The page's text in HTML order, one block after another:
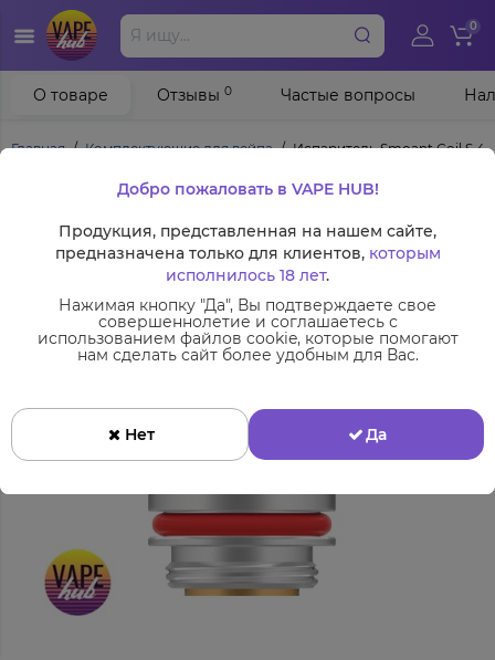
0
Главная Комплектующие для вейпа Испаритель Smoant Coil S 4
О товаре Отзывы 0 Частые вопросы
Добро пожаловать в VAPE HUB!
Продукция, представленная на нашем сайте,
предназначена только для клиентов, которым
исполнилось 18 лет.
Нажимая кнопку "Да", Вы подтверждаете свое
совершеннолетие и соглашаетесь с
использованием файлов cookie, которые помогают
нам сделать сайт более удобным для Вас.
Нет Да